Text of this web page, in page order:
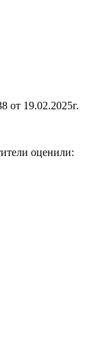
от 19.02.2025г.
оценили: